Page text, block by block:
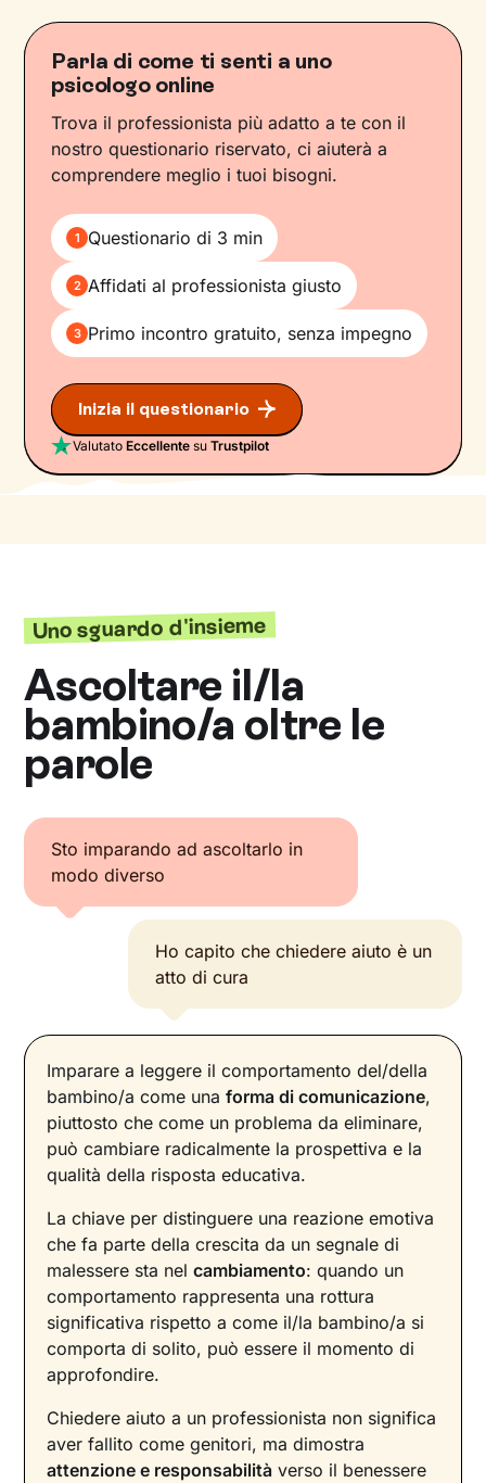
Parla di come ti senti a uno
psicologo online
Trova il professionista più adatto a te con il
nostro questionario riservato, ci aiuterà a
comprendere meglio i tuoi bisogni.
1 Questionario di 3 min
2 Affidati al professionista giusto
3 Primo incontro gratuito, senza impegno
Inizia il questionario
ValutatoEccellente suTrustpilot
Uno sguardo d'insieme
Ascoltare il/la
bambino/a oltre le
parole
Sto imparando ad ascoltarlo in
modo diverso
Ho capito che chiedere aiuto è un
atto di cura
Imparare a leggere il comportamento del/della
bambino/a come unaforma di comunicazione,
piuttosto che come un problema da eliminare,
può cambiare radicalmente la prospettiva e la
qualità della risposta educativa.
La chiave per distinguere una reazione emotiva
che fa parte della crescita da un segnale di
malessere sta nelcambiamento: quando un
comportamento rappresenta una rottura
significativa rispetto a come il/la bambino/a si
comporta di solito, può essere il momento di
approfondire.
Chiedere aiuto a un professionista non significa
aver fallito come genitori, ma dimostra
attenzione e responsabilità verso il benessere